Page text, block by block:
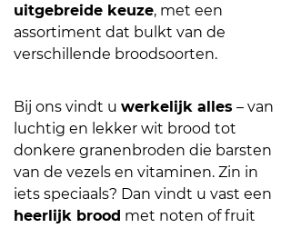
uitgebreide keuze, met een
assortiment dat bulkt van de
verschillende broodsoorten.
Bij ons vindt u werkelijk alles – van
luchtig en lekker wit brood tot
donkere granenbroden die barsten
van de vezels en vitaminen. Zin in
iets speciaals? Dan vindt u vast een
heerlijk brood met noten of fruit